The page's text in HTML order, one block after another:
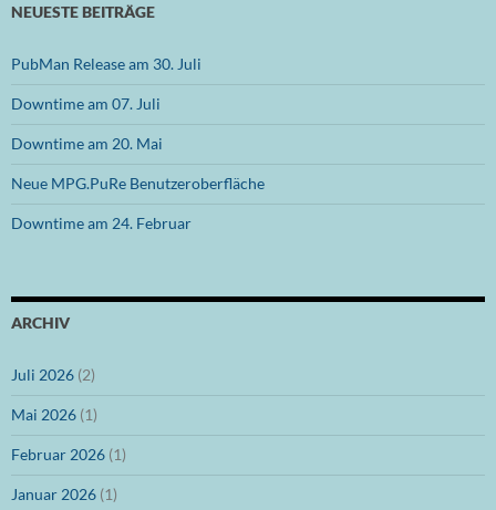
NEUESTE BEITRÄGE
PubMan Release am 30. Juli
Downtime am 07. Juli
Downtime am 20. Mai
Neue MPG.PuRe Benutzeroberfläche
Downtime am 24. Februar
ARCHIV
Juli 2026 (2)
Mai 2026 (1)
Februar 2026 (1)
Januar 2026 (1)